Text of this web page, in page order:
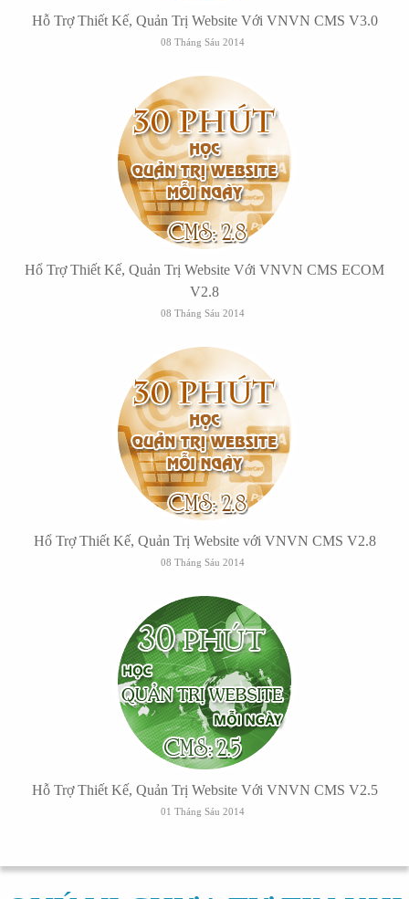
Hỗ Trợ Thiết Kế, Quản Trị Website Với VNVN CMS V3.0
08 Tháng Sáu 2014
Hổ Trợ Thiết Kế, Quản Trị Website Với VNVN CMS ECOM
V2.8
08 Tháng Sáu 2014
Hổ Trợ Thiết Kế, Quản Trị Website với VNVN CMS V2.8
08 Tháng Sáu 2014
Hỗ Trợ Thiết Kế, Quản Trị Website Với VNVN CMS V2.5
01 Tháng Sáu 2014